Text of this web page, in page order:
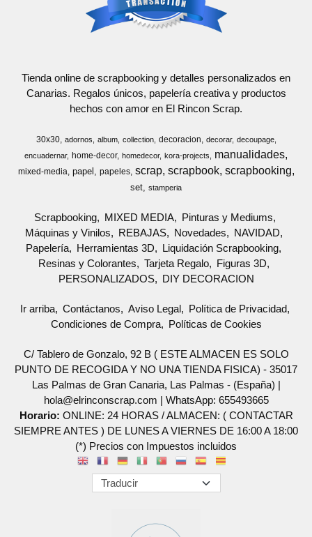
Tienda online de scrapbooking y detalles personalizados en
Canarias. Regalos únicos, papelería creativa y productos
hechos con amor en El Rincon Scrap.
30x30 adornos album collection decoracion decorar
decoupage
encuadernar
home-decor homedecor kora-projects manualidades
mixed-media papel papeles scrap scrapbook scrapbooking
set stamperia
Scrapbooking MIXED MEDIA
Pinturas y Mediums
Máquinas y Vinilos
REBAJAS Novedades
NAVIDAD
Papelería
Herramientas 3D
Liquidación Scrapbooking
Resinas y Colorantes
Tarjeta Regalo
Figuras 3D
PERSONALIZADOS
DIY DECORACION
Ir arriba Contáctanos Aviso Legal
Política de Privacidad
Condiciones de Compra
Políticas de Cookies
C/ Tablero de Gonzalo, 92 B ( ESTE ALMACEN ES SOLO
PUNTO DE RECOGIDA Y NO UNA TIENDA FISICA) - 35017
Las Palmas de Gran Canaria, Las Palmas - (España) |
hola@elrinconscrap.com | WhatsApp: 655493665
Horario: ONLINE: 24 HORAS / ALMACEN: ( CONTACTAR
SIEMPRE ANTES ) DE LUNES A VIERNES DE 16:00 A 18:00
(*) Precios con Impuestos incluidos